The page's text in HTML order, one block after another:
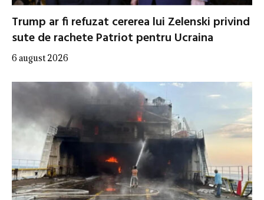
Trump ar fi refuzat cererea lui Zelenski privind
sute de rachete Patriot pentru Ucraina
6 august 2026